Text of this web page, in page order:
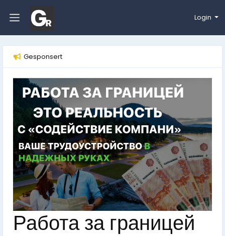
Login
Gesponsert
Работа за границей